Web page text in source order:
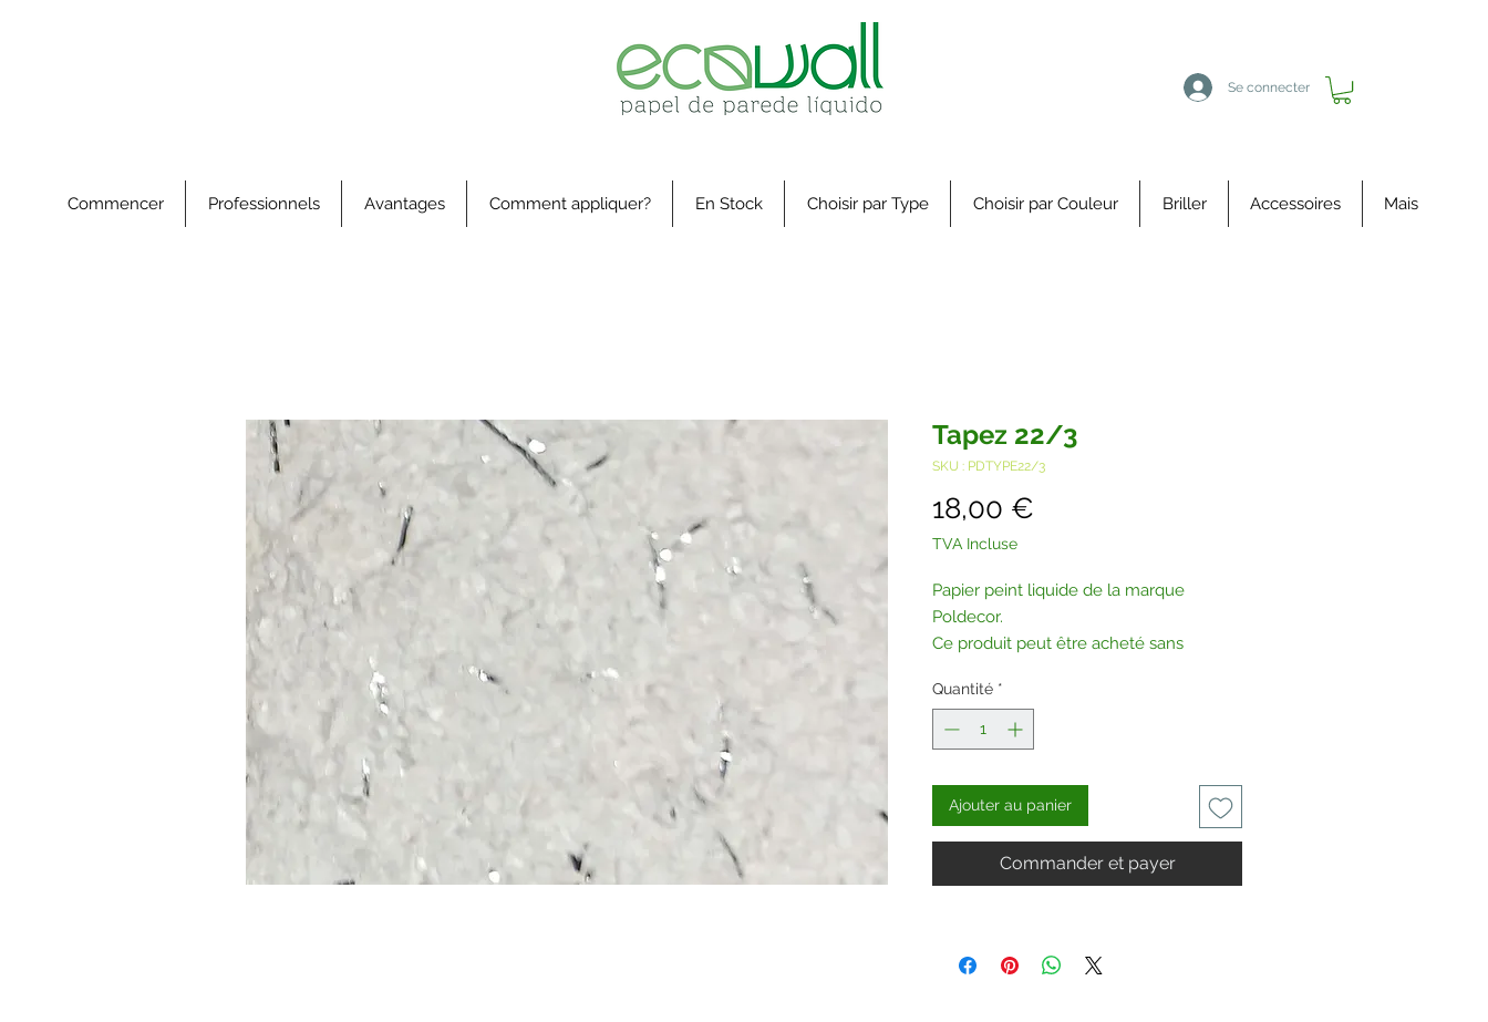
Se connecter
Commencer Professionnels Avantages Comment appliquer? En Stock Choisir par Type Choisir par Couleur Briller Accessoires Mais
Tapez 22/3
SKU : PDTYPE22/3
18,00 €
TVA Incluse
Papier peint liquide de la marque
Poldecor.
Ce produit peut être acheté sans
Contactez-nous
Quantité *
Ajouter au panier
Commander et payer